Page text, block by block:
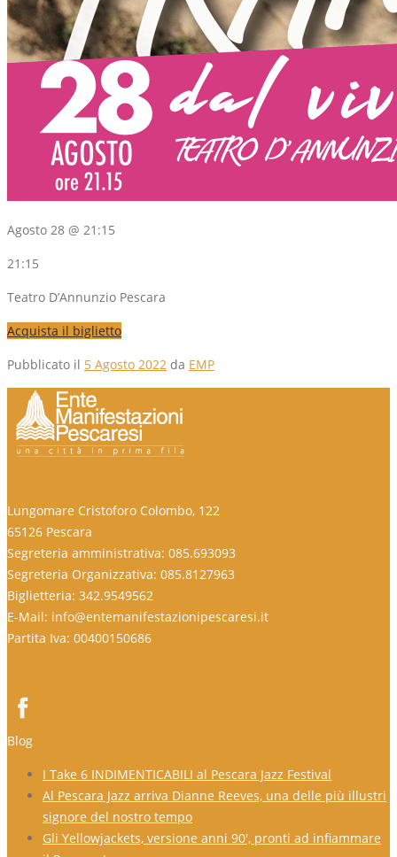
Agosto 28 @ 21:15
21:15
Teatro D’Annunzio Pescara
Acquista il biglietto
Pubblicato il 5 Agosto 2022 da EMP
Lungomare Cristoforo Colombo, 122
65126 Pescara
Segreteria amministrativa: 085.693093
Segreteria Organizzativa: 085.8127963
Biglietteria: 342.9549562
E-Mail: info@entemanifestazionipescaresi.it
Partita Iva: 00400150686
Blog
I Take 6 INDIMENTICABILI al Pescara Jazz Festival
Al Pescara Jazz arriva Dianne Reeves, una delle più illustri
signore del nostro tempo
Gli Yellowjackets, versione anni 90′, pronti ad infiammare